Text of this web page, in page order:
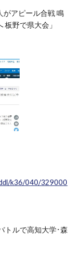
がアピール合戦 鳴
野で県大会」
k36/040/329000
トルで高知大学･森